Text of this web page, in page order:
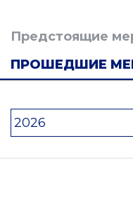
Предстоящие
ПРОШЕДШИЕ